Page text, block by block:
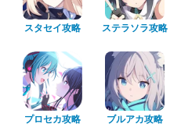
スタセイ攻略 ステラソラ攻略
プロセカ攻略 ブルアカ攻略